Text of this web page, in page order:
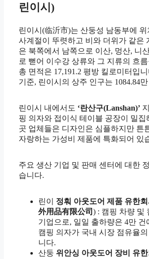
린이시)
린이시(临沂市)는 산둥성 남동부에
사계절이 뚜렷하고 비와 더위가 같은
은 북쪽에서 남쪽으로 이산, 멍산, 니
로 뻗어 이수강 상류와 그 지류의 흐
총 면적은 17,191.2 평방 킬로미터입
기준, 린이시의 상주 인구는 1084.84
린이시 내에서도 ‘란산구(Lanshan)’
핑 의자와 접이식 테이블 공장이 밀집
곳 업체들은 디자인은 심플하지만 튼
자랑하는 가성비 제품에 특화되어 있
주요 생산 기업 및 판매 센터에 대한
습니다.
린이 정훠 아웃도어 제품 유한
外用品有限公司 ) : 캠핑 차량 및
기업으로, 일일 출하량은 4만 건
캠핑 의자가 국내 시장 점유율
니다.
산둥 위안싱 아웃도어 장비 유